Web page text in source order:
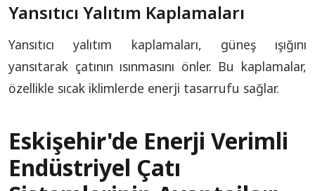
Yansıtıcı Yalıtım Kaplamaları
Yansıtıcı yalıtım kaplamaları, güneş ışığını
yansıtarak çatının ısınmasını önler. Bu kaplamalar,
özellikle sıcak iklimlerde enerji tasarrufu sağlar.
Eskişehir'de Enerji Verimli
Endüstriyel Çatı